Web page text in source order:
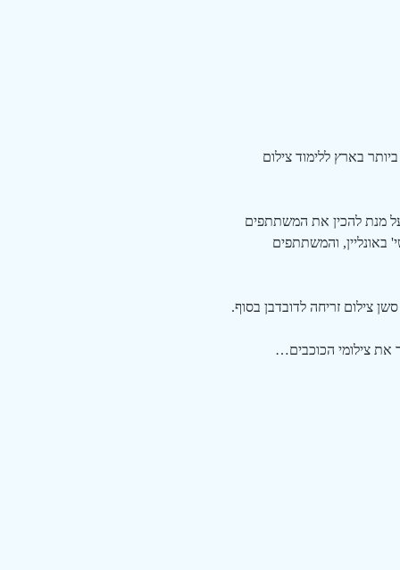
בארץ ללימוד צילום
על מנת להכין את המשתתפים
מתקיים 3-4 ימים לפני המפגש המעשי' באונליין, והמשתתפים
צילום זריחה לדובדבן בסוף.
את צילומי הכוכבים…